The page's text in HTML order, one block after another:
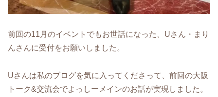
前回の11月のイベントでもお世話になった、Uさん・まり
んさんに受付をお願いしました。
Uさんは私のブログを気に入ってくださって、前回の大阪
トーク&交流会でよっしーメインのお話が実現しました。